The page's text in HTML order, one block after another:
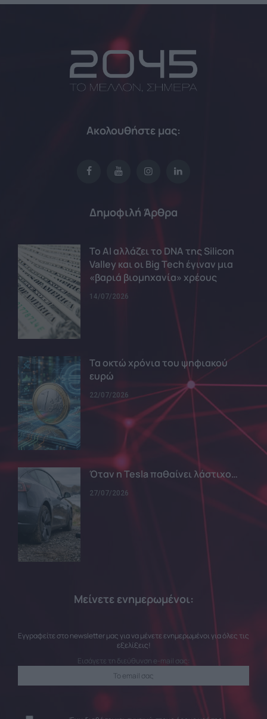
Ακολουθήστε μας:
Δημοφιλή Άρθρα
Το AI αλλάζει το DNA της Silicon
Valley και οι Big Tech έγιναν μια
«βαριά βιομηχανία» χρέους
14/07/2026
Τα οκτώ χρόνια του ψηφιακού
ευρώ
22/07/2026
Όταν η Tesla παθαίνει λάστιχο…
27/07/2026
Μείνετε ενημερωμένοι:
Εγγραφείτε στο newsletter μας για να μένετε ενημερωμένοι για όλες τις
εξελίξεις!
Εισάγετε τη διεύθυνση e-mail σας: